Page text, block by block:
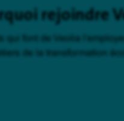
rejoindre